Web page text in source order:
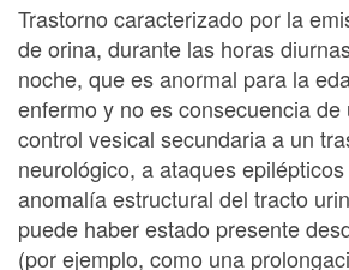
Trastorno caracterizado por la
de orina, durante las horas
noche, que es anormal para la
enfermo y no es consecuencia de
control vesical secundaria a un
neurológico, a ataques
anomalía estructural del tracto
puede haber estado presente
(por ejemplo, como una